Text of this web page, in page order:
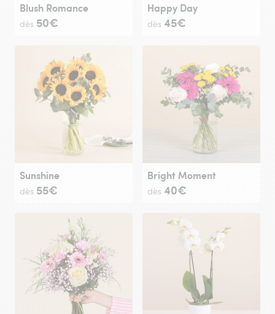
Blush Romance
dès 50€
Happy Day
dès 45€
Sunshine
dès 55€
Bright Moment
dès 40€